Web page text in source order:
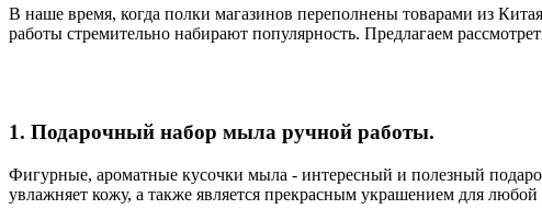
В наше время, когда полки магазинов переполнены товарами из
работы стремительно набирают популярность. Предлагаем
1. Подарочный набор мыла ручной работы.
Фигурные, ароматные кусочки мыла - интересный и полезный
увлажняет кожу, а также является прекрасным украшением для